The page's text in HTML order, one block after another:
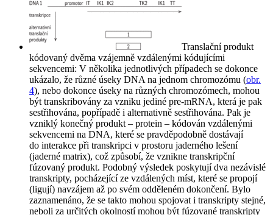
Translační produkt
kódovaný dvěma vzájemně vzdálenými kódujícími
sekvencemi: V několika jednotlivých případech se dokonce
ukázalo, že různé úseky DNA na jednom chromozómu (obr.
4), nebo dokonce úseky na různých chromozómech, mohou
být transkribovány za vzniku jediné pre-mRNA, která je pak
sestřihována, popřípadě i alternativně sestřihována. Pak je
vzniklý konečný produkt – protein – kódován vzdálenými
sekvencemi na DNA, které se pravděpodobně dostávají
do interakce při transkripci v prostoru jaderného lešení
(jaderné matrix), což způsobí, že vznikne transkripční
fúzovaný produkt. Podobný výsledek poskytují dva nezávislé
transkripty, pocházející ze vzdálených míst, které se propojí
(ligují) navzájem až po svém odděleném dokončení. Bylo
zaznamenáno, že se takto mohou spojovat i transkripty stejné,
neboli za určitých okolností mohou být fúzované transkripty